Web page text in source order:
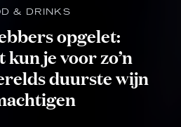
& DRINKS
opgelet:
je voor zo’n
duurste wijn